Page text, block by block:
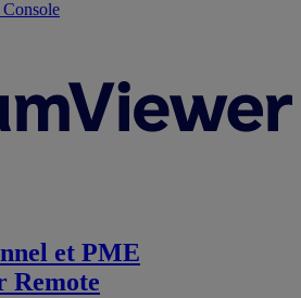
et PME
Remote